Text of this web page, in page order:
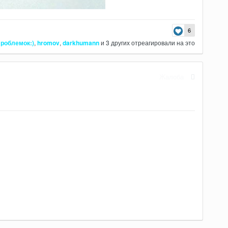
6
, hromov, darkhumannи 3 другихотреагировали на это